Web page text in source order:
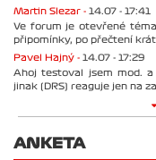
Martin Slezar - 14.07 - 17:41
Ve forum je otevřené
připomínky, po přečtení
Pavel Hajný - 14.07 - 17:29
Ahoj testoval jsem mod.
jinak (DRS) reaguje jen na
ANKETA